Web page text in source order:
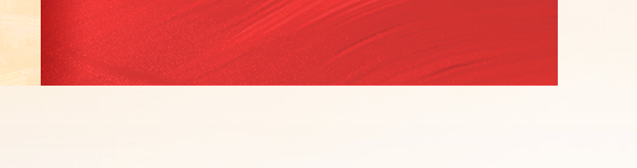
路桥区政协六届四次会议胜利闭幕！